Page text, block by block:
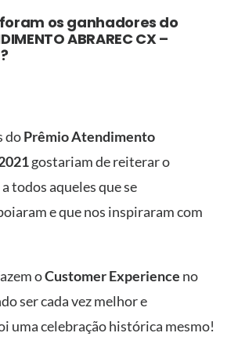
os ganhadores do
ABRAREC CX –
doPrêmio Atendimento
gostariam de reiterar o
todos aqueles que se
e que nos inspiraram com
oCustomer Experience no
ser cada vez melhor e
uma celebração histórica mesmo!